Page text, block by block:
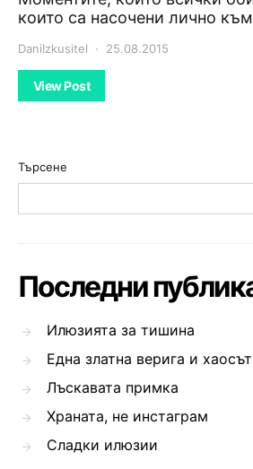
които са насочени лично
DaniIzkusitel 25.08.2015
View Post
Търсене
Последни
Илюзията за тишина
Една златна верига и
Лъскавата примка
Храната, не инстаграм
Сладки илюзии